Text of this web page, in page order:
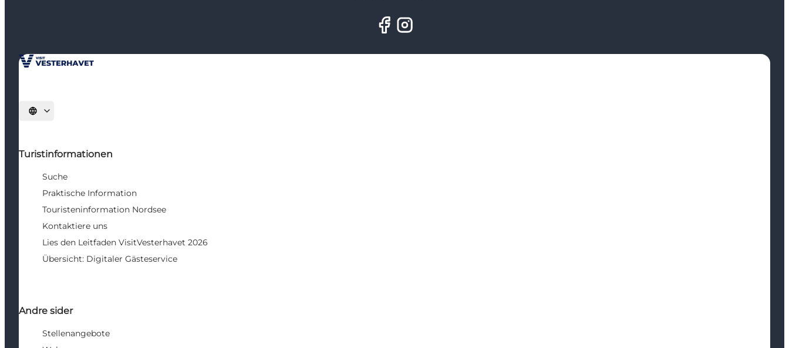
Sprache auswählen
Turistinformationen
Suche
Praktische Information
Touristeninformation Nordsee
Kontaktiere uns
Lies den Leitfaden VisitVesterhavet 2026
Übersicht: Digitaler Gästeservice
Andre sider
Stellenangebote